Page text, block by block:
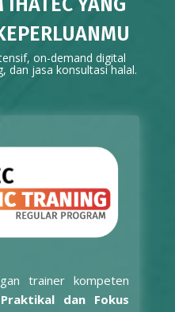
on-demand digital
dan jasa konsultasi halal.
trainer kompeten
Praktikal dan Fokus